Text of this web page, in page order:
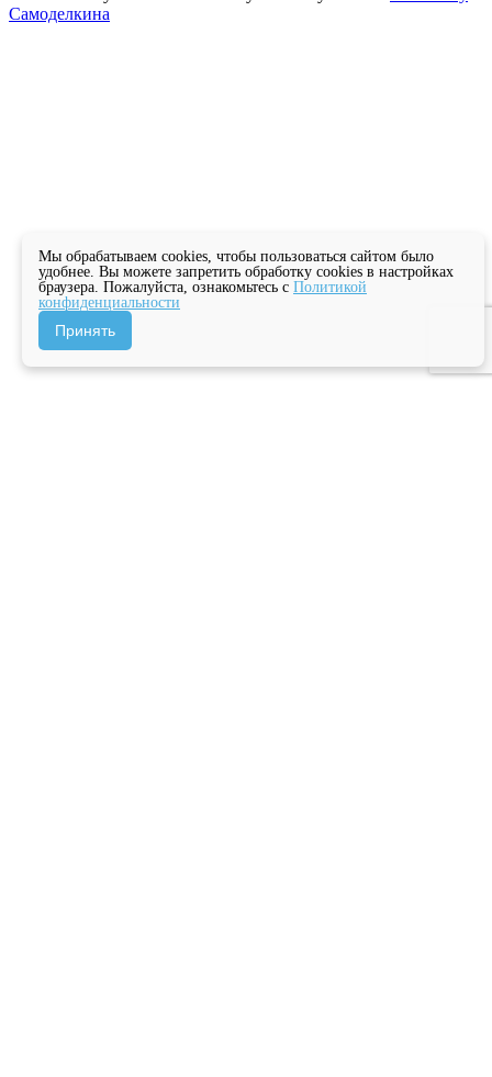
Самоделкина
Мы обрабатываем cookies, чтобы пользоваться сайтом было
удобнее. Вы можете запретить обработку cookies в настройках
браузера. Пожалуйста, ознакомьтесь с Политикой
конфиденциальности
Принять